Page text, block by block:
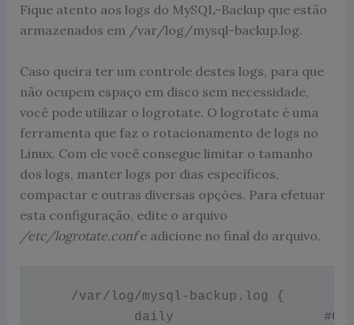
Fique atento aos logs do MySQL-Backup que estão
armazenados em /var/log/mysql-backup.log.
Caso queira ter um controle destes logs, para que
não ocupem espaço em disco sem necessidade,
você pode utilizar o logrotate. O logrotate é uma
ferramenta que faz o rotacionamento de logs no
Linux. Com ele você consegue limitar o tamanho
dos logs, manter logs por dias específicos,
compactar e outras diversas opções. Para efetuar
esta configuração, edite o arquivo
/etc/logrotate.confe adicione no final do arquivo.
    /var/log/mysql-backup.log {
            daily